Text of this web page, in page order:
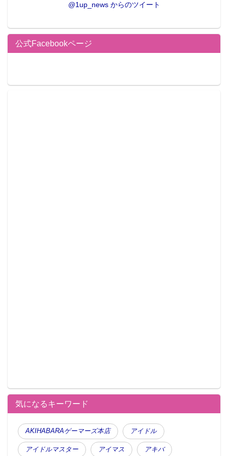
@1up_news からのツイート
公式Facebookページ
気になるキーワード
AKIHABARAゲーマーズ本店 アイドル
アイドルマスター アイマス アキバ